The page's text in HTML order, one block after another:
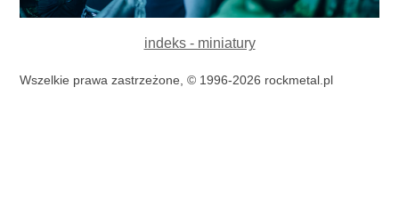
indeks - miniatury
Wszelkie prawa zastrzeżone, © 1996-2026 rockmetal.pl